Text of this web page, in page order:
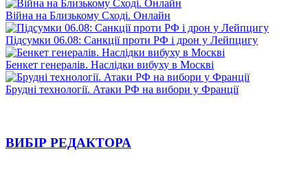
Війна на Близькому Сході. Онлайн
Підсумки 06.08: Санкції проти РФ і дрон у Лейпцигу
Бенкет генералів. Наслідки вибуху в Москві
Брудні технології. Атаки РФ на вибори у Франції
ВИБІР РЕДАКТОРА